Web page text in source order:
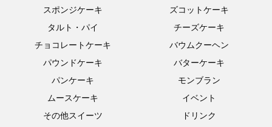
スポンジケーキ
ズコットケーキ
タルト・パイ
チーズケーキ
チョコレートケーキ
バウムクーヘン
パウンドケーキ
バターケーキ
パンケーキ
モンブラン
ムースケーキ
イベント
その他スイーツ
ドリンク